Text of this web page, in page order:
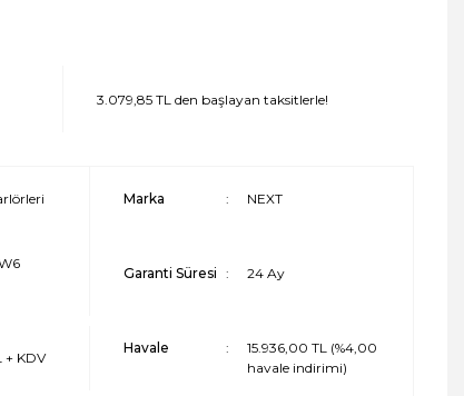
3.079,85 TL den başlayan taksitlerle!
Marka NEXT
Garanti Süresi 24 Ay
+ KDV
Havale
15.936,00 TL (%4,00
havale indirimi)